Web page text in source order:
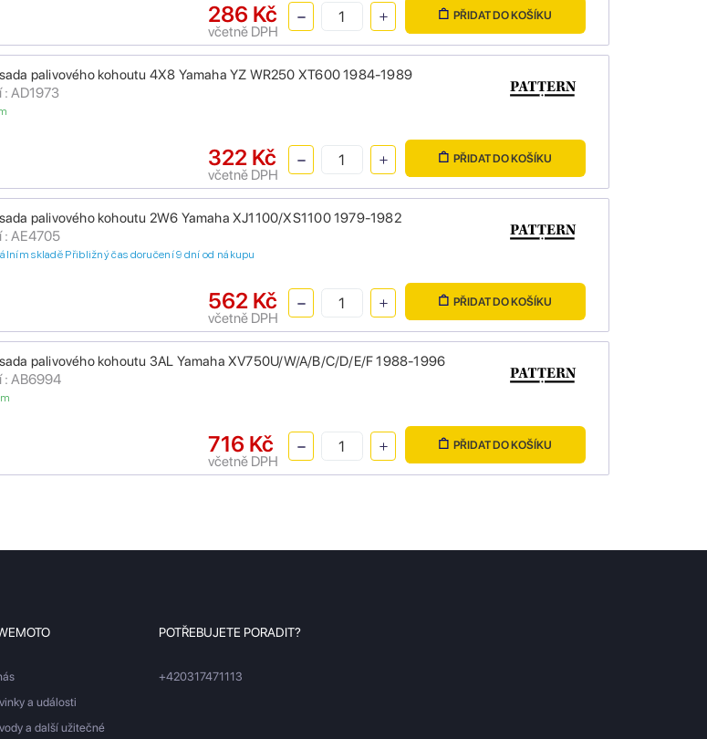
286 Kč
včetně DPH
PŘIDAT DO KOŠÍKU
palivového kohoutu 4X8 Yamaha YZ WR250 XT600 1984-1989
: AD1973
322 Kč
včetně DPH
PŘIDAT DO KOŠÍKU
palivového kohoutu 2W6 Yamaha XJ1100/XS1100 1979-1982
: AE4705
skladě Přibližný čas doručení 9 dní od nákupu
562 Kč
včetně DPH
PŘIDAT DO KOŠÍKU
palivového kohoutu 3AL Yamaha XV750U/W/A/B/C/D/E/F 1988-1996
: AB6994
716 Kč
včetně DPH
PŘIDAT DO KOŠÍKU
a události
a další užitečné
POTŘEBUJETE PORADIT?
+420317471113